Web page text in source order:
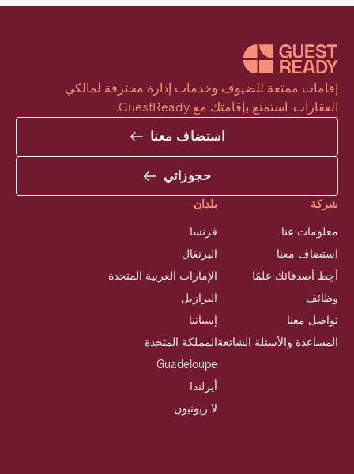
العقارات. استمتع بإقامتك مع GuestReady.
استضاف معنا
حجوزاتي
شركة
معلومات عنا
استضاف معنا
أحِط أصدقائك علمًا
وظائف
تواصل معنا
المساعدة والأسئلة الشائعة
بلدان
فرنسا
البرتغال
الإمارات العربية المتحدة
البرازيل
إسبانيا
المملكة المتحدة
Guadeloupe
أيرلندا
لا ريونيون